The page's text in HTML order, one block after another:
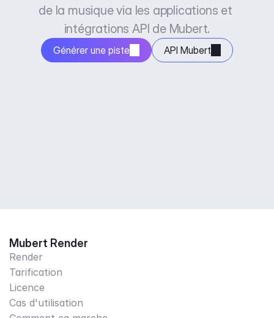
de la musique via les applications et
intégrations API de Mubert.
Générer une piste API Mubert
Mubert Render
Render
Tarification
Licence
Cas d'utilisation